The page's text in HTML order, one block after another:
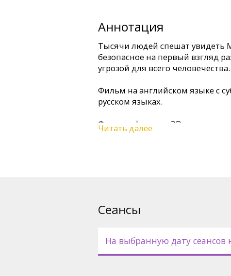
Аннотация
Тысячи людей спешат увидеть
безопасное на первый взгляд
угрозой для всего
Фильм на английском языке с
русском языках.
Фильм в формате 3D.
Читать далее
Сеансы
На выбранную дату сеансов